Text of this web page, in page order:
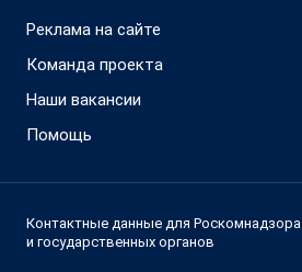
Реклама на сайте
Команда проекта
Наши вакансии
Помощь
Контактные данные для Роскомнадзора
и государственных органов